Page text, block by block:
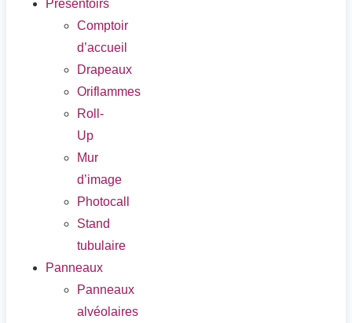
Présentoirs
Comptoir
d’accueil
Drapeaux
Oriflammes
Roll-
Up
Mur
d’image
Photocall
Stand
tubulaire
Panneaux
Panneaux
alvéolaires